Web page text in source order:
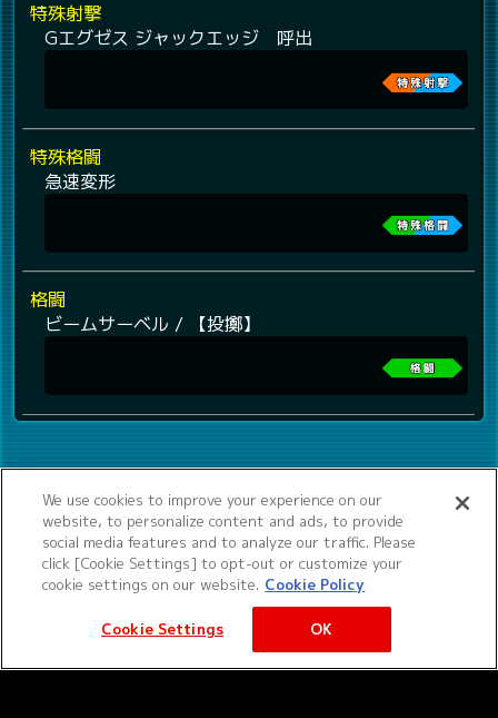
特殊射撃
Gエグゼス ジャックエッジ 呼出
特殊格闘
急速変形
格闘
ビームサーベル / 【投擲】
We use cookies to improve your experience on our
website, to personalize content and ads, to provide
social media features and to analyze our traffic. Please
click [Cookie Settings] to opt-out or customize your
cookie settings on our website. Cookie Policy
Cookie Settings OK